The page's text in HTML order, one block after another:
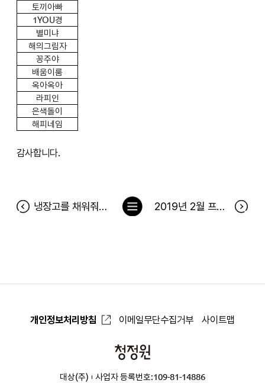
토끼아빠
1YOU경
별미냐
해의그림자
꽁주야
배움이룸
옥아옥아
라피인
은색돌이
해피네임
감사합니다.
냉장고를 채워줘 111차 당첨자(2월 25일~3월 3일) 및 2월 베스트 당첨후기 2019년 2월 프렌즈 전용딜 당첨자
목
개인정보처리방침 이메일무단수집거부 사이트맵
청
대상(주) 사업자 등록번호:109-81-14886